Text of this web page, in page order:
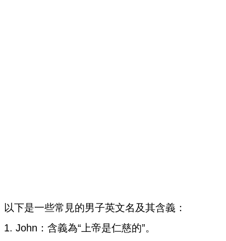
以下是一些常見的男子英文名及其含義：
1. John：含義為“上帝是仁慈的”。